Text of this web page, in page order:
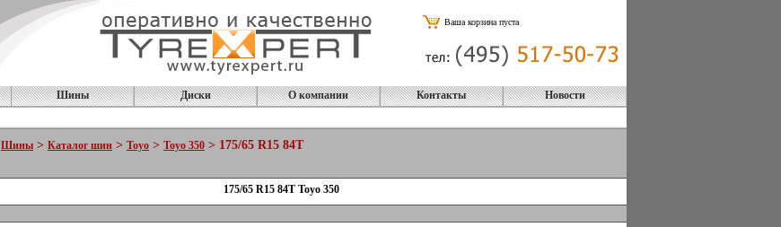
Ваша корзина пуста
Шины Диски О компании Контакты Новости
Шины > Каталог шин > Toyo > Toyo 350 > 175/65 R15 84T
175/65 R15 84T Toyo 350